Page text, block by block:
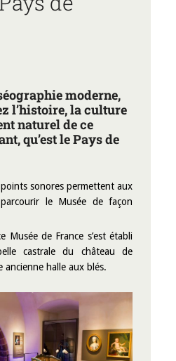
moderne,
l’histoire, la culture
naturel de ce
qu’est le Pays de
sonores permettent aux
le Musée de façon
Musée de France s’est établi
castrale du château de
ancienne halle aux blés.